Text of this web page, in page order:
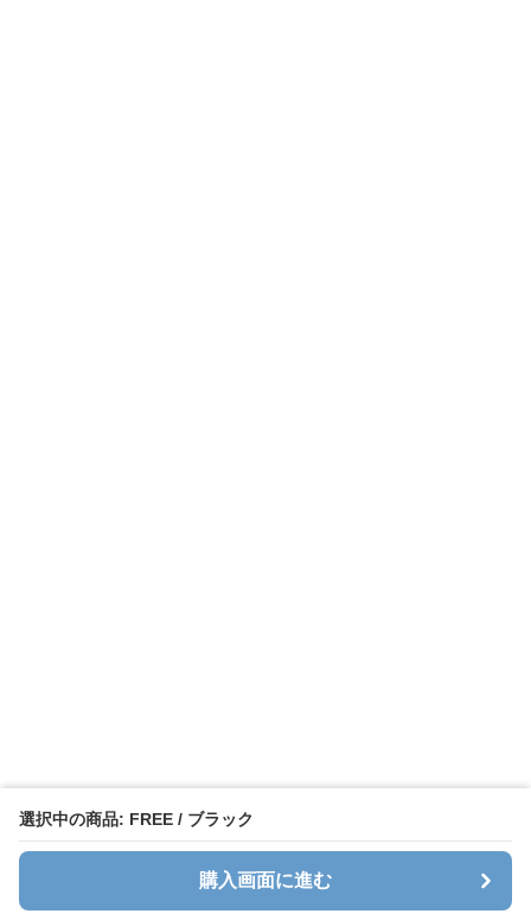
選択中の商品: FREE / ブラック
購入画面に進む